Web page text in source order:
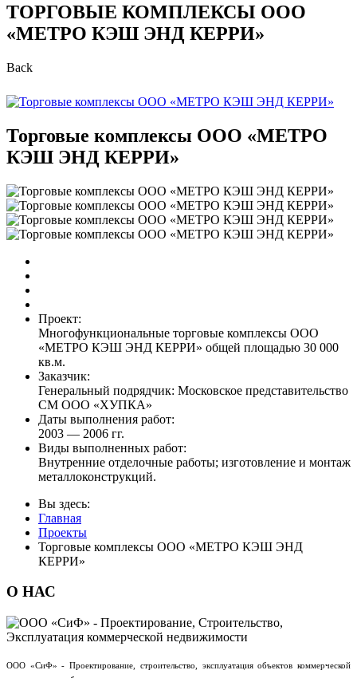
ТОРГОВЫЕ КОМПЛЕКСЫ ООО
«МЕТРО КЭШ ЭНД КЕРРИ»
Back
Торговые комплексы ООО «МЕТРО
КЭШ ЭНД КЕРРИ»
Проект:
Многофункциональные торговые комплексы ООО
«МЕТРО КЭШ ЭНД КЕРРИ» общей площадью 30 000
кв.м.
Заказчик:
Генеральный подрядчик: Московское представительство
СМ ООО «ХУПКА»
Даты выполнения работ:
2003 — 2006 гг.
Виды выполненных работ:
Внутренние отделочные работы; изготовление и монтаж
металлоконструкций.
Вы здесь:
Главная
Проекты
Торговые комплексы ООО «МЕТРО КЭШ ЭНД
КЕРРИ»
О НАС
ООО «СиФ» - Проектирование, строительство, эксплуатация объектов коммерческой